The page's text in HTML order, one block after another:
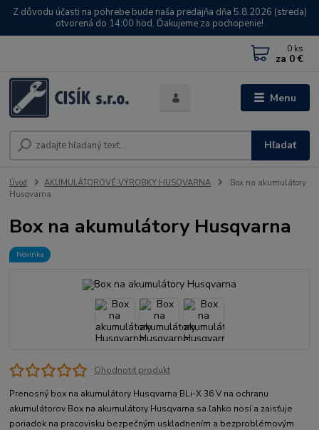
Z dôvodu účasti na pohrebe bude naša predajňa dňa 5.8.2026 (streda)
otvorená do 14:00 hod. Ďakujeme za pochopenie!
Menu
Hľadať
0 ks
za 0 €
Úvod AKUMULÁTOROVÉ VÝROBKY HUSQVARNA
Box na akumulátory
Husqvarna
Box na akumulátory Husqvarna
Novinka
Ohodnotiť produkt
Prenosný box na akumulátory Husqvarna BLi-X 36 V na ochranu
akumulátorov Box na akumulátory Husqvarna sa ľahko nosí a zaisťuje
poriadok na pracovisku bezpečným uskladnením a bezproblémovým